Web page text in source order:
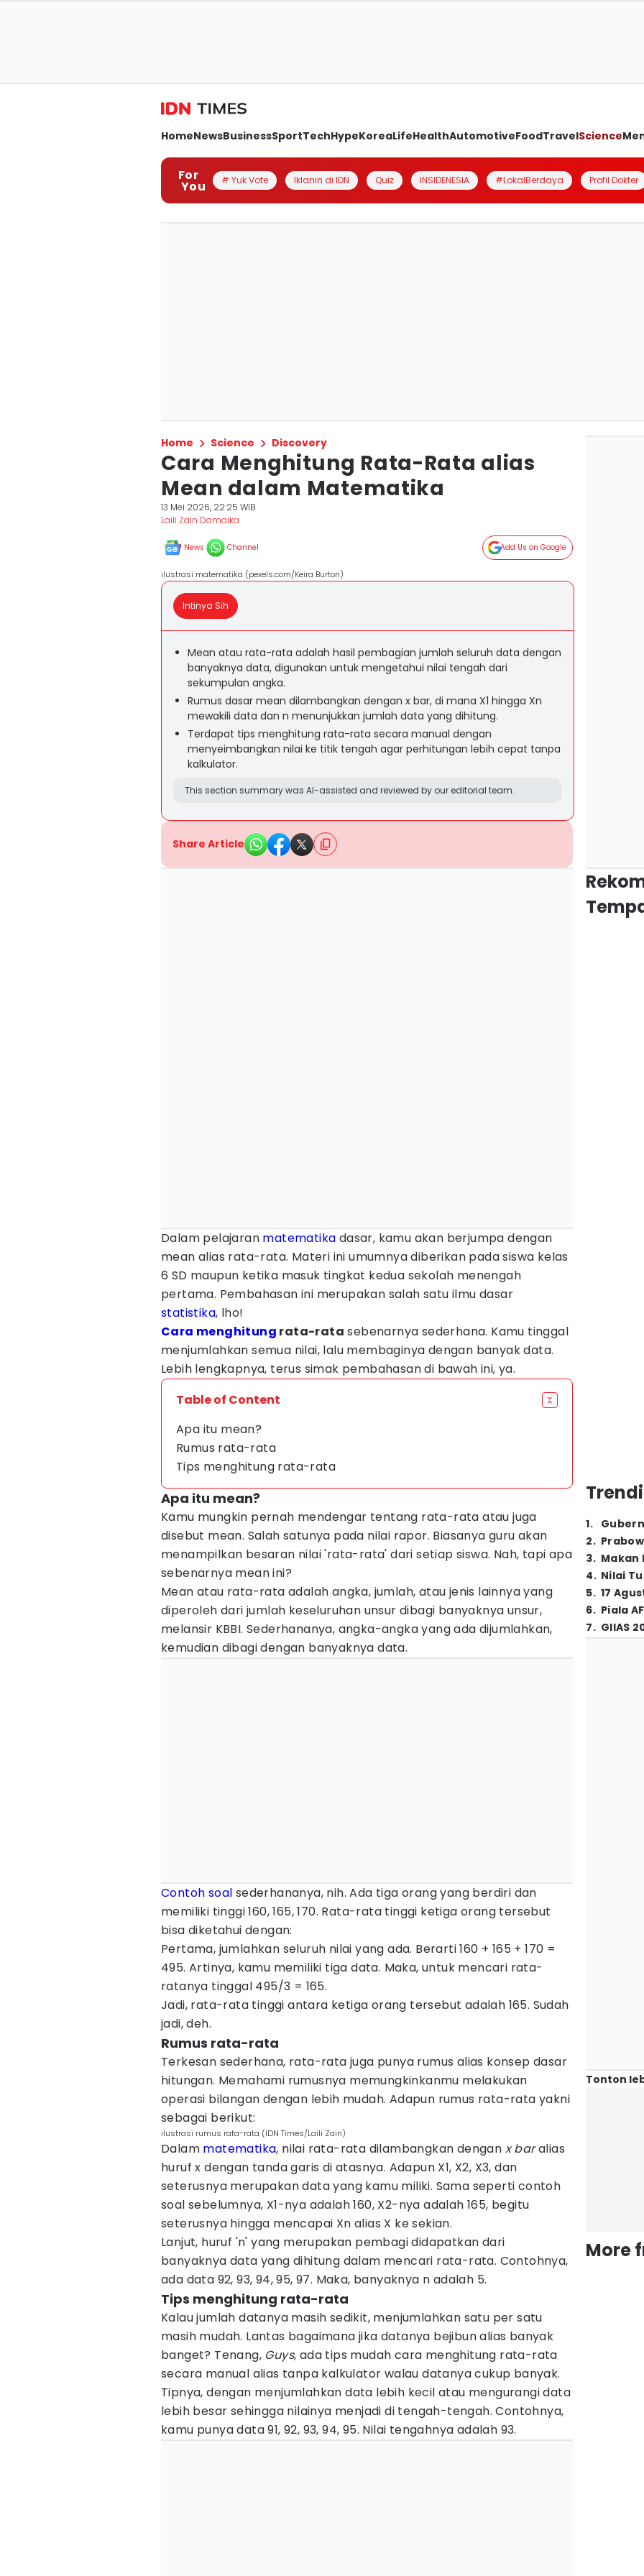
HomeNewsBusinessSportTechHypeKoreaLifeHealthAutomotiveFoodTravelScience
For
You # Yuk Vote Iklanin di IDN Quiz INSIDENESIA #LokalBerdaya Profil Dokter
Home Science Discovery
Cara Menghitung Rata-Rata alias
Mean dalam Matematika
13 Mei 2026, 22:25 WIB
Laili Zain Damaika
News Channel Add Us on Google
ilustrasi matematika (pexels.com/Keira Burton)
Intinya Sih
Mean atau rata-rata adalah hasil pembagian jumlah seluruh data dengan
banyaknya data, digunakan untuk mengetahui nilai tengah dari
sekumpulan angka.
Rumus dasar mean dilambangkan dengan x bar, di mana X1 hingga Xn
mewakili data dan n menunjukkan jumlah data yang dihitung.
Terdapat tips menghitung rata-rata secara manual dengan
menyeimbangkan nilai ke titik tengah agar perhitungan lebih cepat tanpa
kalkulator.
This section summary was AI-assisted and reviewed by our editorial team.
Share Article
Dalam pelajaran matematika dasar, kamu akan berjumpa dengan
mean alias rata-rata. Materi ini umumnya diberikan pada siswa kelas
6 SD maupun ketika masuk tingkat kedua sekolah menengah
pertama. Pembahasan ini merupakan salah satu ilmu dasar
statistika, lho!
Cara menghitung rata-rata sebenarnya sederhana. Kamu tinggal
menjumlahkan semua nilai, lalu membaginya dengan banyak data.
Lebih lengkapnya, terus simak pembahasan di bawah ini, ya.
Table of Content
Apa itu mean?
Rumus rata-rata
Tips menghitung rata-rata
Apa itu mean?
Kamu mungkin pernah mendengar tentang rata-rata atau juga
disebut mean. Salah satunya pada nilai rapor. Biasanya guru akan
menampilkan besaran nilai 'rata-rata' dari setiap siswa. Nah, tapi apa
sebenarnya mean ini?
Mean atau rata-rata adalah angka, jumlah, atau jenis lainnya yang
diperoleh dari jumlah keseluruhan unsur dibagi banyaknya unsur,
melansir KBBI. Sederhananya, angka-angka yang ada dijumlahkan,
kemudian dibagi dengan banyaknya data.
Contoh soal sederhananya, nih. Ada tiga orang yang berdiri dan
memiliki tinggi 160, 165, 170. Rata-rata tinggi ketiga orang tersebut
bisa diketahui dengan:
Pertama, jumlahkan seluruh nilai yang ada. Berarti 160 + 165 + 170 =
495. Artinya, kamu memiliki tiga data. Maka, untuk mencari rata-
ratanya tinggal 495/3 = 165.
Jadi, rata-rata tinggi antara ketiga orang tersebut adalah 165. Sudah
jadi, deh.
Rumus rata-rata
Terkesan sederhana, rata-rata juga punya rumus alias konsep dasar
hitungan. Memahami rumusnya memungkinkanmu melakukan
operasi bilangan dengan lebih mudah. Adapun rumus rata-rata yakni
sebagai berikut:
ilustrasi rumus rata-rata (IDN Times/Laili Zain)
Dalam matematika, nilai rata-rata dilambangkan dengan x baralias
huruf x dengan tanda garis di atasnya. Adapun X1, X2, X3, dan
seterusnya merupakan data yang kamu miliki. Sama seperti contoh
soal sebelumnya, X1-nya adalah 160, X2-nya adalah 165, begitu
seterusnya hingga mencapai Xn alias X ke sekian.
Lanjut, huruf 'n' yang merupakan pembagi didapatkan dari
banyaknya data yang dihitung dalam mencari rata-rata. Contohnya,
ada data 92, 93, 94, 95, 97. Maka, banyaknya n adalah 5.
Tips menghitung rata-rata
Kalau jumlah datanya masih sedikit, menjumlahkan satu per satu
masih mudah. Lantas bagaimana jika datanya bejibun alias banyak
banget? Tenang, Guys, ada tips mudah cara menghitung rata-rata
secara manual alias tanpa kalkulator walau datanya cukup banyak.
Tipnya, dengan menjumlahkan data lebih kecil atau mengurangi data
lebih besar sehingga nilainya menjadi di tengah-tengah. Contohnya,
kamu punya data 91, 92, 93, 94, 95. Nilai tengahnya adalah 93.
1.
2.
3. Makan
4. Nilai
5. 17
6. Piala
7. GIIAS
Tonton
More